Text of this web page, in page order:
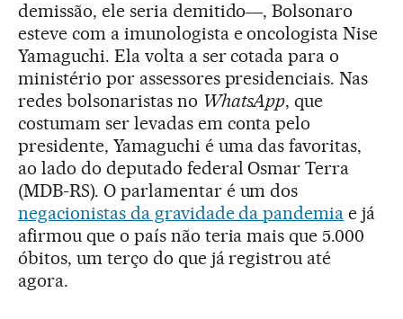
demissão, ele seria demitido―, Bolsonaro
esteve com a imunologista e oncologista Nise
Yamaguchi. Ela volta a ser cotada para o
ministério por assessores presidenciais. Nas
redes bolsonaristas no WhatsApp, que
costumam ser levadas em conta pelo
presidente, Yamaguchi é uma das favoritas,
ao lado do deputado federal Osmar Terra
(MDB-RS). O parlamentar é um dos
negacionistas da gravidade da pandemia e já
afirmou que o país não teria mais que 5.000
óbitos, um terço do que já registrou até
agora.